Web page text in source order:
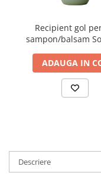
Recipient gol
sampon/balsam
ADAUGA IN
Descriere